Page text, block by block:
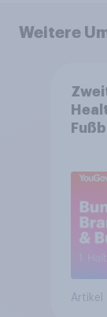
Weitere
Artikel